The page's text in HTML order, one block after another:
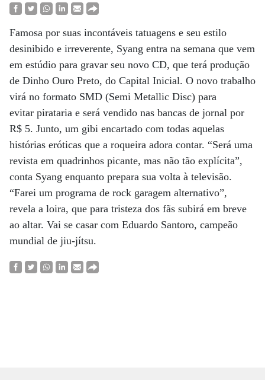
Famosa por suas incontáveis tatuagens e seu estilo
desinibido e irreverente, Syang entra na semana que vem
em estúdio para gravar seu novo CD, que terá produção
de Dinho Ouro Preto, do Capital Inicial. O novo trabalho
virá no formato SMD (Semi Metallic Disc) para
evitar pirataria e será vendido nas bancas de jornal por
R$ 5. Junto, um gibi encartado com todas aquelas
histórias eróticas que a roqueira adora contar. “Será uma
revista em quadrinhos picante, mas não tão explícita”,
conta Syang enquanto prepara sua volta à televisão.
“Farei um programa de rock garagem alternativo”,
revela a loira, que para tristeza dos fãs subirá em breve
ao altar. Vai se casar com Eduardo Santoro, campeão
mundial de jiu-jítsu.